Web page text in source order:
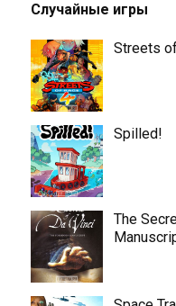
Случайные игры
Streets
Spilled!
The